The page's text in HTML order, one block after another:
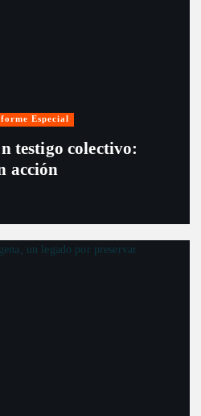
Especial
testigo colectivo:
acción